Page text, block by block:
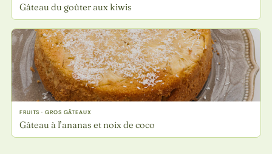
Gâteau du goûter aux kiwis
FRUITS · GROS GÂTEAUX
Gâteau à l’ananas et noix de coco